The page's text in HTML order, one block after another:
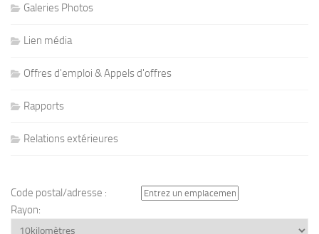
Galeries Photos
Lien média
Offres d'emploi & Appels d'offres
Rapports
Relations extérieures
Code postal/adresse :
Rayon: